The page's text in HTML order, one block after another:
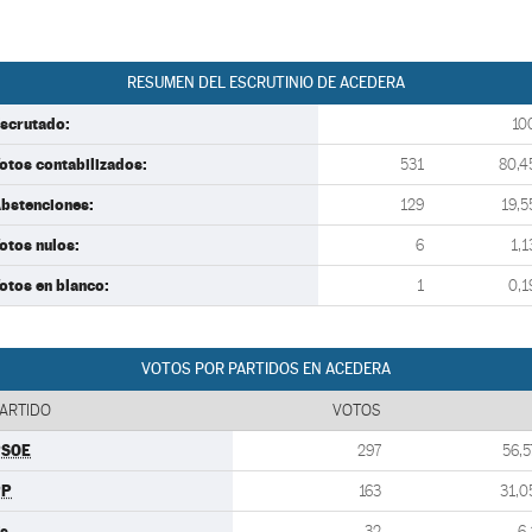
RESUMEN DEL ESCRUTINIO DE ACEDERA
contabilizados: 531
129
nulos: 6
en blanco: 1
VOTOS POR PARTIDOS EN ACEDERA
VOTOS
297
163